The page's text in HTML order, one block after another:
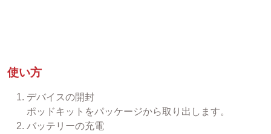
使い方
デバイスの開封
ポッドキットをパッケージから取り出します。
バッテリーの充電